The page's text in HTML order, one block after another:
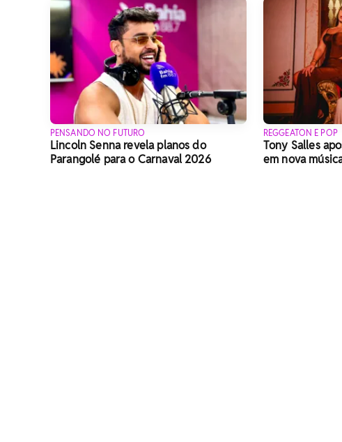
PENSANDO NO FUTURO
Lincoln Senna revela planos do
Parangolé para o Carnaval 2026
REGGEATON E POP
Tony Salles
em nova